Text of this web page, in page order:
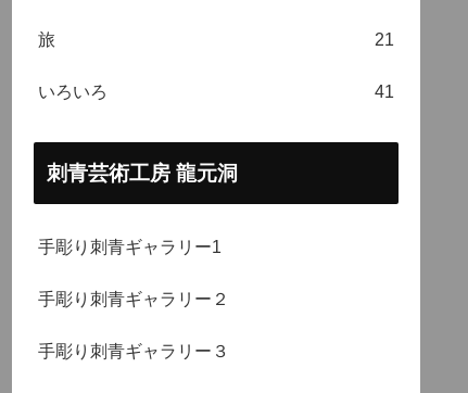
旅 21
いろいろ 41
刺青芸術工房 龍元洞
手彫り刺青ギャラリー1
手彫り刺青ギャラリー２
手彫り刺青ギャラリー３